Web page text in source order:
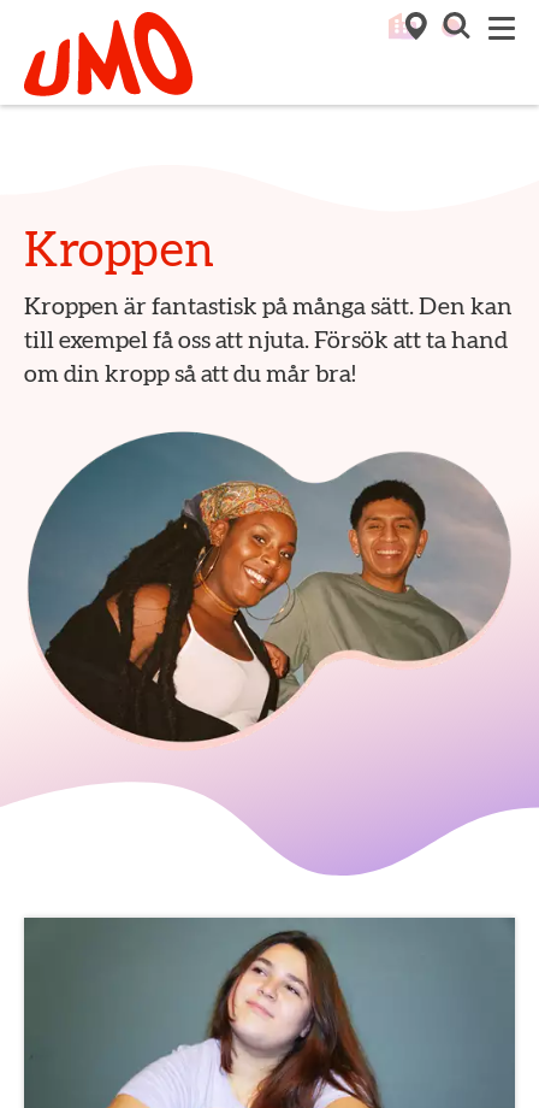
Till startsidan för Umo
Kroppen
Kroppen är fantastisk på många sätt. Den kan
till exempel få oss att njuta. Försök att ta hand
om din kropp så att du mår bra!
Aktuella artiklar